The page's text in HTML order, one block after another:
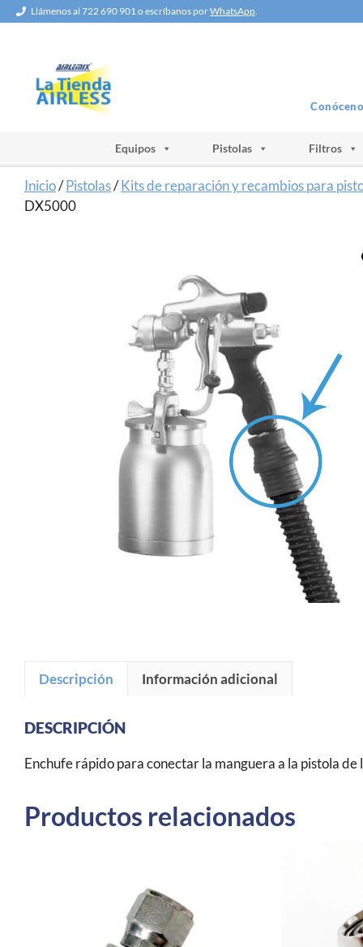
SaltarLlámenos al 722 690 901 o escríbanos porWhatsApp.
Equipos Pistolas Filtros
Inicio/Pistolas/Kits de reparación y recambios para
DX5000
Descripción Información adicional
DESCRIPCIÓN
Enchufe rápido para conectar la manguera a la pistola
Productos relacionados